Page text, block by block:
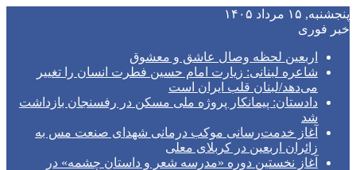
پنجشنبه, ۱۵ مرداد ۱۴۰۵
خبر فوری
اربعین لحظه وصال عاشق و معشوق
شاعره لبنانی: زیارت امام حسین فطرت انسان را تغییر
می‌دهد/لبنان قلب ایران است
دادستان: پیمانکار پروژه ملی مسکن در رفسنجان بازداشت
شد
آغاز خدمت‌رسانی موکب درمانی شهدای صنعت مس به
زائران اربعین در کربلای معلی
آغاز نخستین دوره «مدرسه شعر و داستان چشمه» در